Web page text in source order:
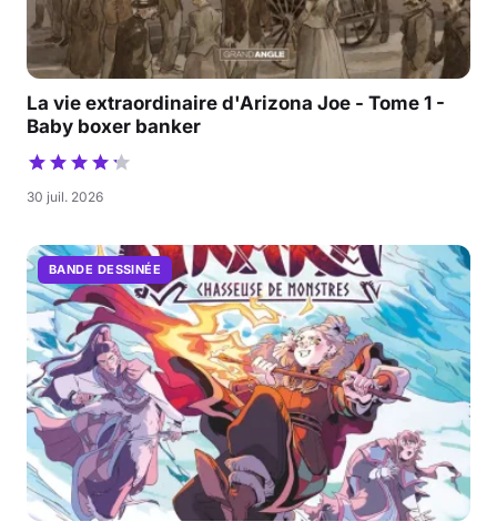
La vie extraordinaire d'Arizona Joe - Tome 1 -
Baby boxer banker
30 juil. 2026
BANDE DESSINÉE